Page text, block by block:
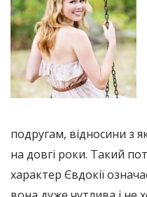
подругам, відносини з
на довгі роки. Такий
характер Євдокії